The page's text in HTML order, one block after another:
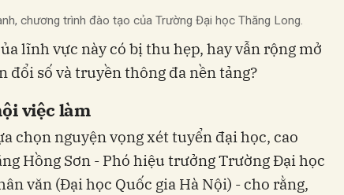
chương trình đào tạo của Trường Đại học Thăng Long.
lĩnh vực này có bị thu hẹp, hay vẫn rộng mở
đổi số và truyền thông đa nền tảng?
việc làm
chọn nguyện vọng xét tuyển đại học, cao
Hồng Sơn - Phó hiệu trưởng Trường Đại học
văn (Đại học Quốc gia Hà Nội) - cho rằng,